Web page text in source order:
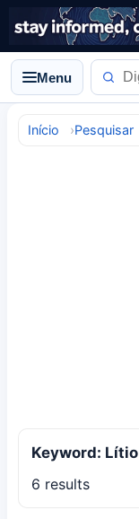
Menu
Início Pesquisar
Keyword: Lítio
6 results